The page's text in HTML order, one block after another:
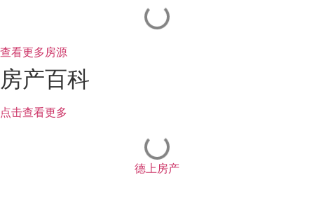
查看更多房源
房产百科
点击查看更多
德上房产